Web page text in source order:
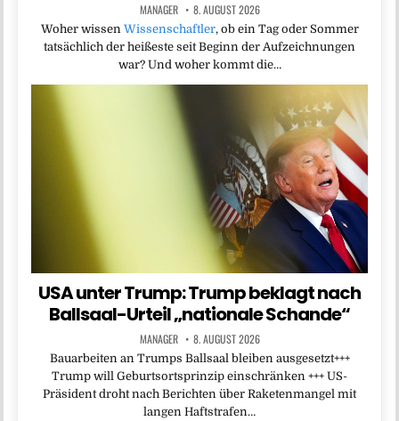
MANAGER 8. AUGUST 2026
Woher wissen Wissenschaftler, ob ein Tag oder Sommer
tatsächlich der heißeste seit Beginn der Aufzeichnungen
war? Und woher kommt die…
USA unter Trump: Trump beklagt nach
Ballsaal-Urteil „nationale Schande“
MANAGER 8. AUGUST 2026
Bauarbeiten an Trumps Ballsaal bleiben ausgesetzt+++
Trump will Geburtsortsprinzip einschränken +++ US-
Präsident droht nach Berichten über Raketenmangel mit
langen Haftstrafen…